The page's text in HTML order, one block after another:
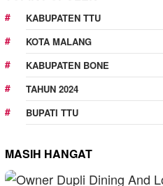
KABUPATEN TTU
KOTA MALANG
KABUPATEN BONE
TAHUN 2024
BUPATI TTU
MASIH HANGAT